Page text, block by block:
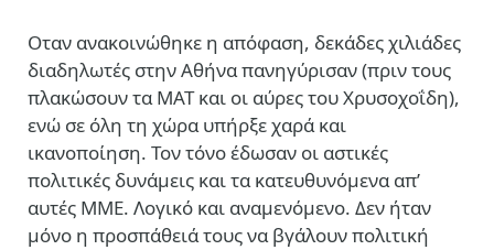
Οταν ανακοινώθηκε η απόφαση, δεκάδες χιλιάδες
διαδηλωτές στην Αθήνα πανηγύρισαν (πριν τους
πλακώσουν τα ΜΑΤ και οι αύρες του Χρυσοχοΐδη),
ενώ σε όλη τη χώρα υπήρξε χαρά και
ικανοποίηση. Τον τόνο έδωσαν οι αστικές
πολιτικές δυνάμεις και τα κατευθυνόμενα απ’
αυτές ΜΜΕ. Λογικό και αναμενόμενο. Δεν ήταν
μόνο η προσπάθειά τους να βγάλουν πολιτική